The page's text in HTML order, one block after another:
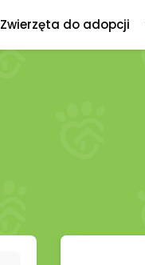
Zwierzęta do adopcji